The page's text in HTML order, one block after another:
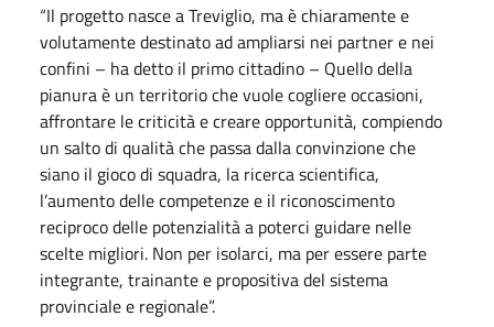
“Il progetto nasce a Treviglio, ma è chiaramente e
volutamente destinato ad ampliarsi nei partner e nei
confini – ha detto il primo cittadino – Quello della
pianura è un territorio che vuole cogliere occasioni,
affrontare le criticità e creare opportunità, compiendo
un salto di qualità che passa dalla convinzione che
siano il gioco di squadra, la ricerca scientifica,
l’aumento delle competenze e il riconoscimento
reciproco delle potenzialità a poterci guidare nelle
scelte migliori. Non per isolarci, ma per essere parte
integrante, trainante e propositiva del sistema
provinciale e regionale”.